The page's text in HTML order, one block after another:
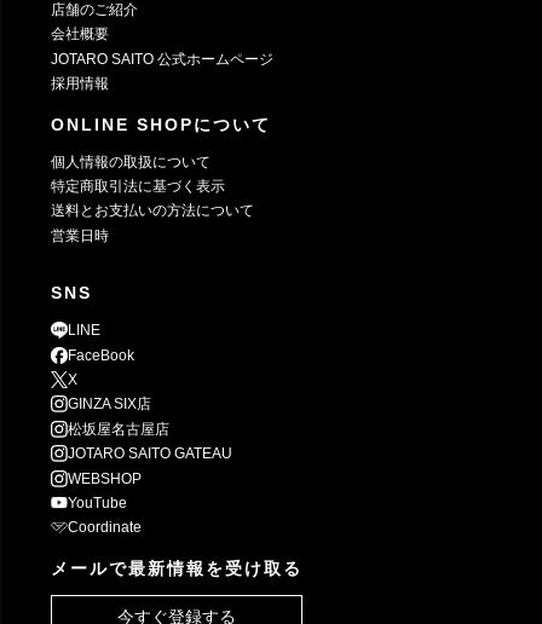
店舗のご紹介
会社概要
JOTARO SAITO 公式ホームページ
採用情報
ONLINE SHOPについて
個人情報の取扱について
特定商取引法に基づく表示
送料とお支払いの方法について
営業日時
SNS
LINE
FaceBook
X
GINZA SIX店
松坂屋名古屋店
JOTARO SAITO GATEAU
WEBSHOP
YouTube
Coordinate
メールで最新情報を受け取る
今すぐ登録する